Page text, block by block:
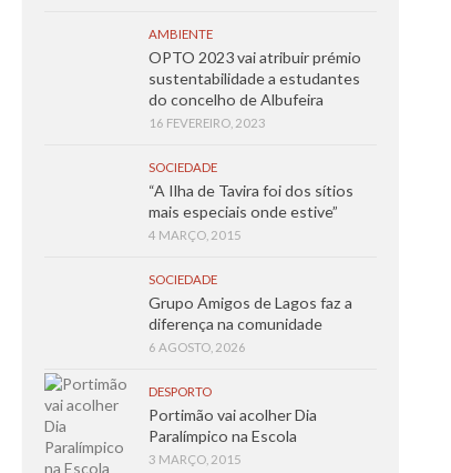
AMBIENTE
OPTO 2023 vai atribuir prémio
sustentabilidade a estudantes
do concelho de Albufeira
16 FEVEREIRO, 2023
SOCIEDADE
“A Ilha de Tavira foi dos sítios
mais especiais onde estive”
4 MARÇO, 2015
SOCIEDADE
Grupo Amigos de Lagos faz a
diferença na comunidade
6 AGOSTO, 2026
DESPORTO
Portimão vai acolher Dia
Paralímpico na Escola
3 MARÇO, 2015